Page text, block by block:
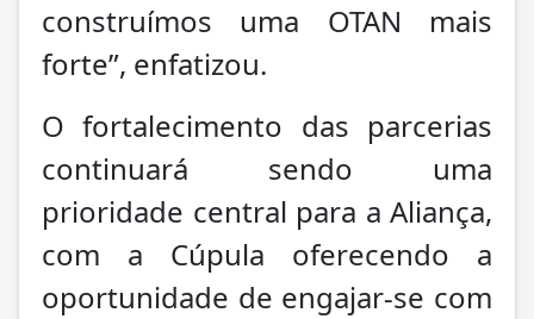
construímos uma OTAN mais
forte”, enfatizou.
O fortalecimento das parcerias
continuará sendo uma
prioridade central para a Aliança,
com a Cúpula oferecendo a
oportunidade de engajar-se com